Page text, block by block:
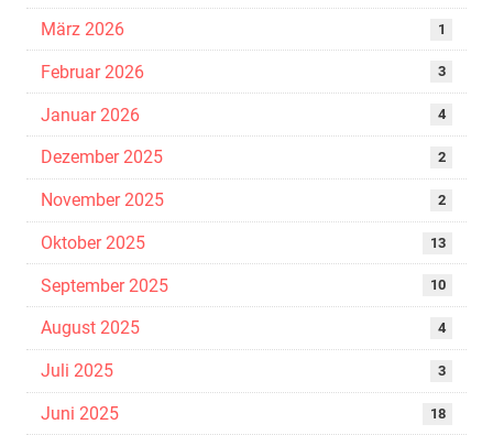
März 2026 1
Februar 2026 3
Januar 2026 4
Dezember 2025 2
November 2025 2
Oktober 2025 13
September 2025 10
August 2025 4
Juli 2025 3
Juni 2025 18